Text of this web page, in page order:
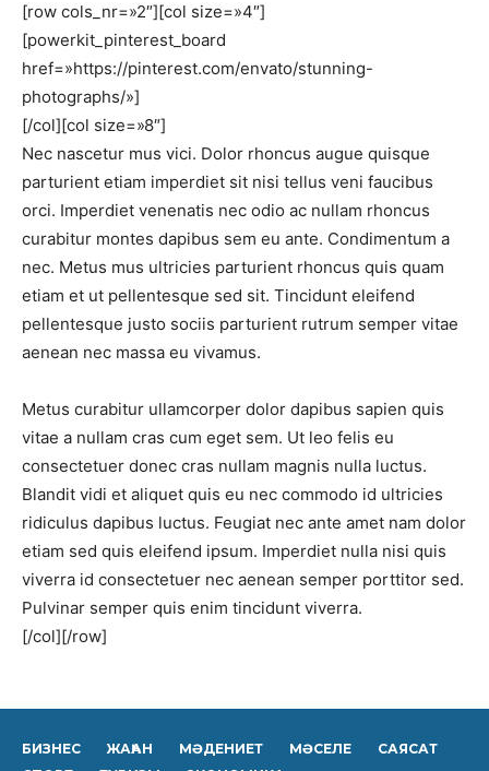
[row cols_nr=»2″][col size=»4″]
[powerkit_pinterest_board
href=»https://pinterest.com/envato/stunning-
photographs/»]
[/col][col size=»8″]
Nec nascetur mus vici. Dolor rhoncus augue quisque
parturient etiam imperdiet sit nisi tellus veni faucibus
orci. Imperdiet venenatis nec odio ac nullam rhoncus
curabitur montes dapibus sem eu ante. Condimentum a
nec. Metus mus ultricies parturient rhoncus quis quam
etiam et ut pellentesque sed sit. Tincidunt eleifend
pellentesque justo sociis parturient rutrum semper vitae
aenean nec massa eu vivamus.
Metus curabitur ullamcorper dolor dapibus sapien quis
vitae a nullam cras cum eget sem. Ut leo felis eu
consectetuer donec cras nullam magnis nulla luctus.
Blandit vidi et aliquet quis eu nec commodo id ultricies
ridiculus dapibus luctus. Feugiat nec ante amet nam dolor
etiam sed quis eleifend ipsum. Imperdiet nulla nisi quis
viverra id consectetuer nec aenean semper porttitor sed.
Pulvinar semper quis enim tincidunt viverra.
[/col][/row]
БИЗНЕС ЖАҺАН МӘДЕНИЕТ МӘСЕЛЕ
САЯСАТ